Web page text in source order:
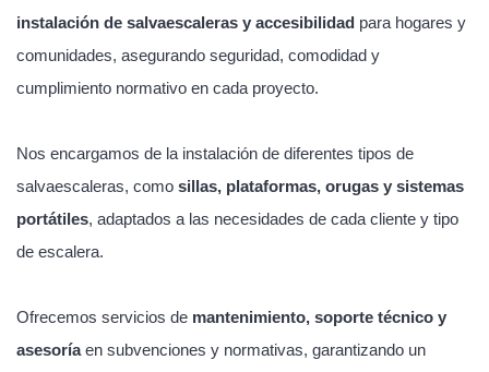
instalación de salvaescaleras y accesibilidad para hogares y
comunidades, asegurando seguridad, comodidad y
cumplimiento normativo en cada proyecto.
Nos encargamos de la instalación de diferentes tipos de
salvaescaleras, como sillas, plataformas, orugas y sistemas
portátiles, adaptados a las necesidades de cada cliente y tipo
de escalera.
Ofrecemos servicios de mantenimiento, soporte técnico y
asesoríaen subvenciones y normativas, garantizando un